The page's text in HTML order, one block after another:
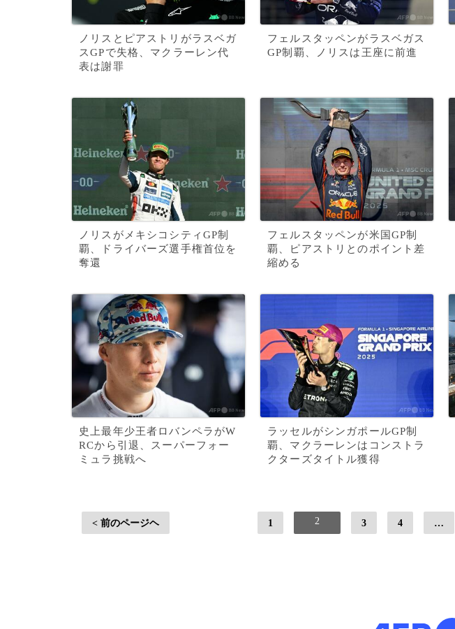
ノリスとピアストリがラスベガ
スGPで失格、マクラーレン代
表は謝罪
フェルスタッペンがラスベガス
GP制覇、ノリスは王座に前進
ノリスがメキシコシティGP制
覇、ドライバーズ選手権首位を
奪還
フェルスタッペンが米国GP制
覇、ピアストリとのポイント差
縮める
史上最年少王者ロバンペラがW
RCから引退、スーパーフォー
ミュラ挑戦へ
ラッセルがシンガポールGP制
覇、マクラーレンはコンストラ
クターズタイトル獲得
< 前のページヘ 1 2 3 4 …